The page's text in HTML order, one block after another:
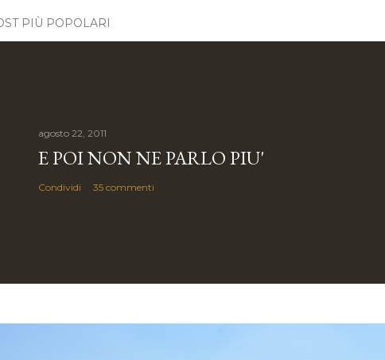
PIÙ POPOLARI
agosto 22, 2011
E POI NON NE PARLO PIU'
Condividi 35 commenti